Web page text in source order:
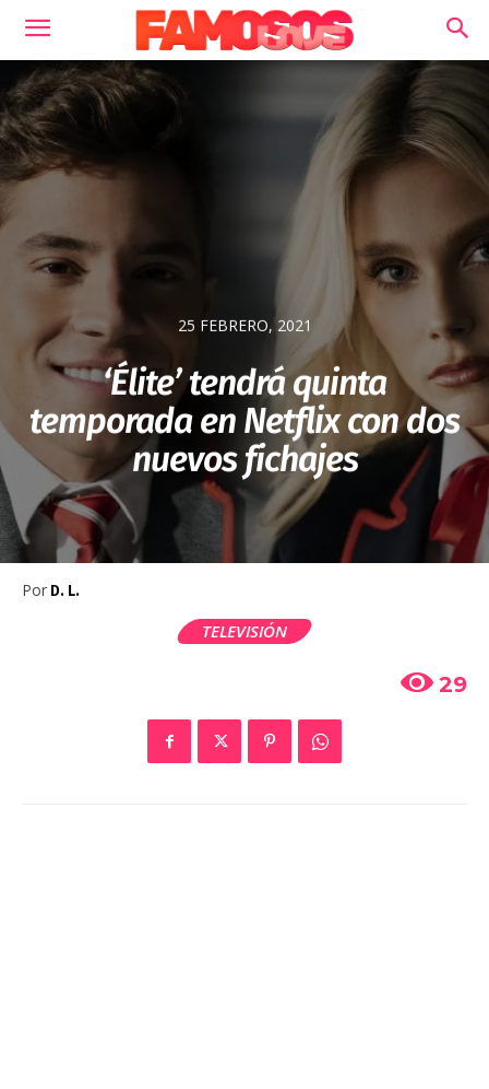
25 FEBRERO, 2021
‘Élite’ tendrá quinta
temporada en Netflix con dos
nuevos fichajes
Por D. L.
TELEVISIÓN
29